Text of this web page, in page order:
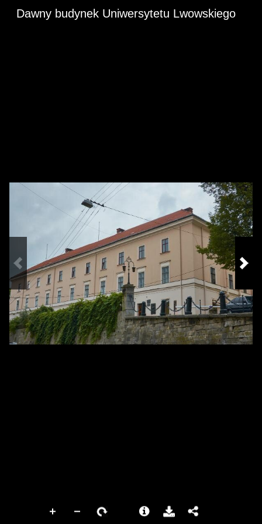
Dawny budynek Uniwersytetu Lwowskiego